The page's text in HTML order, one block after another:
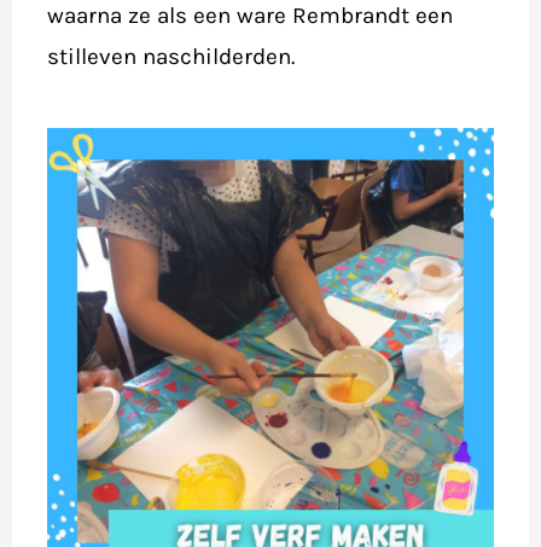
waarna ze als een ware Rembrandt een
stilleven naschilderden.